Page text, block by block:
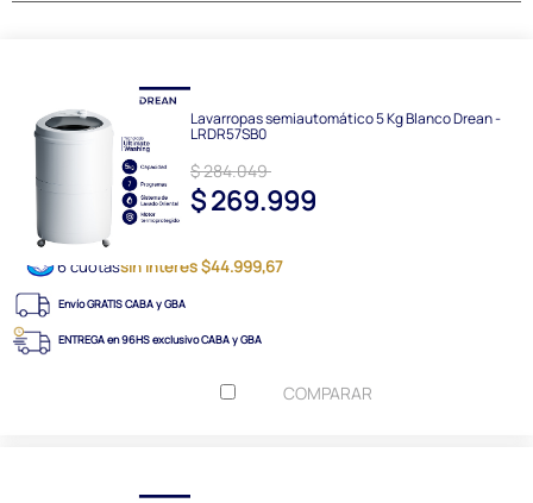
Lavarropas semiautomático 5 Kg Blanco Drean -
LRDR57SB0
$ 284.049
$ 269.999
6 cuotassin interés $44.999,67
Envío GRATIS CABA y GBA
ENTREGA en 96HS exclusivo CABA y GBA
COMPARAR